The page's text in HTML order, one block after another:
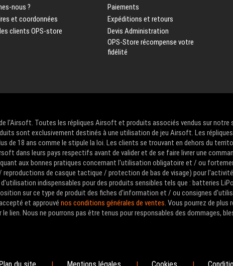
nous ?
et coordonnées
clients OPS-store
Paiements
Expéditions et retours
Devis Administration
OPS-Store récompense votre
fidélité
de l'Airsoft. Toutes les répliques Airsoft et produits associés vendus sur
sont exclusivement destinés à une utilisation de jeu Airsoft. Les
de 18 ans comme le stipule la loi. Les clients se trouvant en dehors du
dans leurs pays respectifs avant de valider et de se faire livrer une
aux bonnes pratiques concernant l'utilisation obligatoire et / ou
de casque tactique / protection de bas de visage) pour
indispensables pour des produits sensibles tels que : batteries
sur ce type de produit des fiches d'information et / ou consignes
et approuvé nos conditions générales de ventes . Vous pourrez de plus
le lien. Nous ne pourrons pas être tenus pour responsables des dommages,